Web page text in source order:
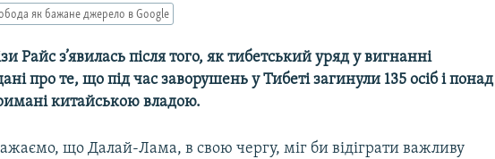
як бажане джерело в Google
Райс з’явилась після того, як тибетський уряд у вигнанні
про те, що під час заворушень у Тибеті загинули 135 осіб і понад
китайською владою.
що Далай-Лама, в свою чергу, міг би відіграти важливу